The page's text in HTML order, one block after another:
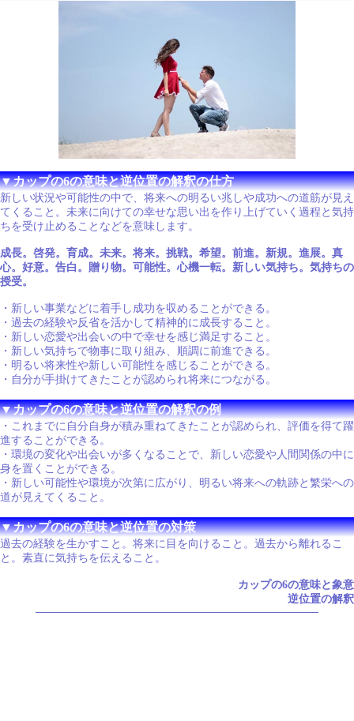
▼カップの6の意味と逆位置の解釈の仕方
新しい状況や可能性の中で、将来への明るい兆しや成功への道筋が見え
てくること。未来に向けての幸せな思い出を作り上げていく過程と気持
ちを受け止めることなどを意味します。
成長。啓発。育成。未来。将来。挑戦。希望。前進。新規。進展。真
心。好意。告白。贈り物。可能性。心機一転。新しい気持ち。気持ちの
授受。
・新しい事業などに着手し成功を収めることができる。
・過去の経験や反省を活かして精神的に成長すること。
・新しい恋愛や出会いの中で幸せを感じ満足すること。
・新しい気持ちで物事に取り組み、順調に前進できる。
・明るい将来性や新しい可能性を感じることができる。
・自分が手掛けてきたことが認められ将来につながる。
▼カップの6の意味と逆位置の解釈の例
・これまでに自分自身が積み重ねてきたことが認められ、評価を得て躍
進することができる。
・環境の変化や出会いが多くなることで、新しい恋愛や人間関係の中に
身を置くことができる。
・新しい可能性や環境が次第に広がり、明るい将来への軌跡と繁栄への
道が見えてくること。
▼カップの6の意味と逆位置の対策
過去の経験を生かすこと。将来に目を向けること。過去から離れるこ
と。素直に気持ちを伝えること。
カップの6の意味と象意
逆位置の解釈